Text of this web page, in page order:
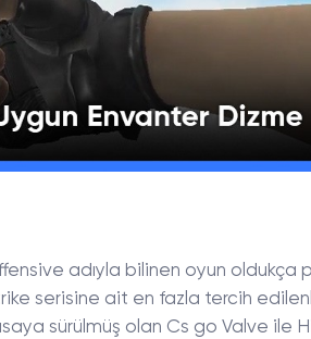
adıyla bilinen oyun oldukça
serisine ait en fazla tercih
sürülmüş olan Cs go Valve ile